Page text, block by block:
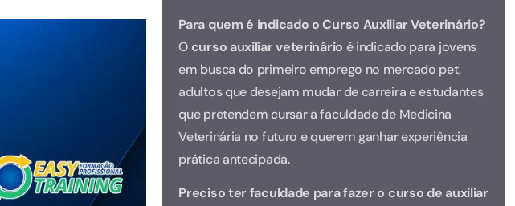
Para quem é indicado o Curso Auxiliar Veterinário?
O curso auxiliar veterinário é indicado para jovens
em busca do primeiro emprego no mercado pet,
adultos que desejam mudar de carreira e estudantes
que pretendem cursar a faculdade de Medicina
Veterinária no futuro e querem ganhar experiência
prática antecipada.
Preciso ter faculdade para fazer o curso de auxiliar